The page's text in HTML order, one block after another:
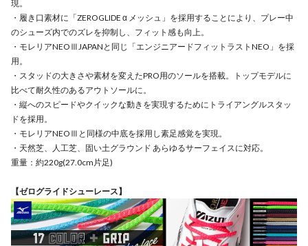
現。
・履き口素材に「ZEROGLIDE α メッシュ」を採用することにより、プレー中
のシューズ内でのズレを抑制し、フィット感も向上。
・モレリアNEOⅢJAPANと同じ「エンジニアードフィットラストNEO」を採
用。
・スタッドの大きさや素材を変えたPRO用のソールを搭載。トップモデルに
比べて耐久性のあるアウトソールに。
・縦へのスピードやクイックな動きを実現するためにトライアングルスタッ
ドを採用。
・モレリアNEOⅢと同様の中底を採用し素足感覚を実現。
・天然芝、人工芝、固い土グラウンド あらゆるサーフェイスに対応。
重量：約220g(27.0cm片足)
【ゼログライドシューレース】